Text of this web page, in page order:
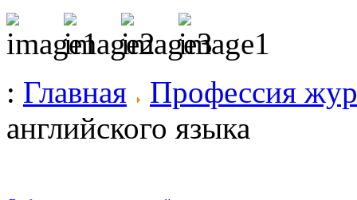
: Главная
Профессия
английского языка